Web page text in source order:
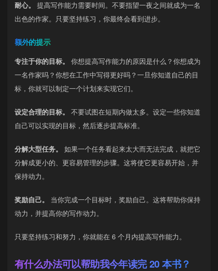
耐心。
提高写作能力需要时间。不要指望一夜之间就成为一名
出色的作家。只要坚持练习，你最终会看到进步。
额外的提示
专注于你的目标。
你想提高写作能力的原因是什么？你想成为
一名作家吗？你想在工作中写得更好吗？一旦你知道自己的目
标，你就可以制定一个计划来实现它们。
设定合理的目标。
不要试图在短期内做太多。设定一些你知道
自己可以实现的目标，然后逐步提高标准。
分解大型任务。
如果一个任务看起来太大而无法完成，就把它
分解成更小的、更容易管理的步骤。这将使它更容易开始，并
保持动力。
奖励自己。
当你完成一个目标时，奖励自己。这将帮助你保持
动力，并提高你的写作动力。
只要坚持练习和努力，你就能在 6 个月内提高写作能力。
有什么办法可以帮助我今年读完 20 本书？